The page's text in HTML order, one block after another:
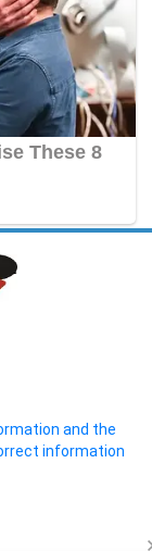
and the
information